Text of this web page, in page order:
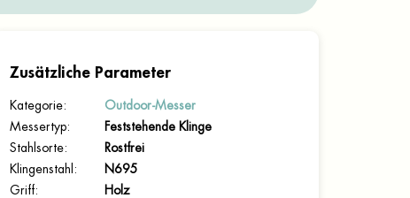
Zusätzliche Parameter
Kategorie:
Outdoor-Messer
Messertyp:
Feststehende Klinge
Stahlsorte:
Rostfrei
Klingenstahl :
N695
Griff:
Holz